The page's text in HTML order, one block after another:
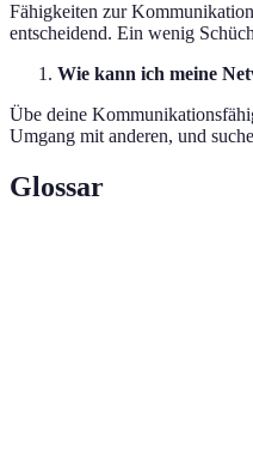
Fähigkeiten zur
entscheidend. Ein wenig
Wie kann ich meine
Übe deine
Umgang mit anderen, und
Glossar